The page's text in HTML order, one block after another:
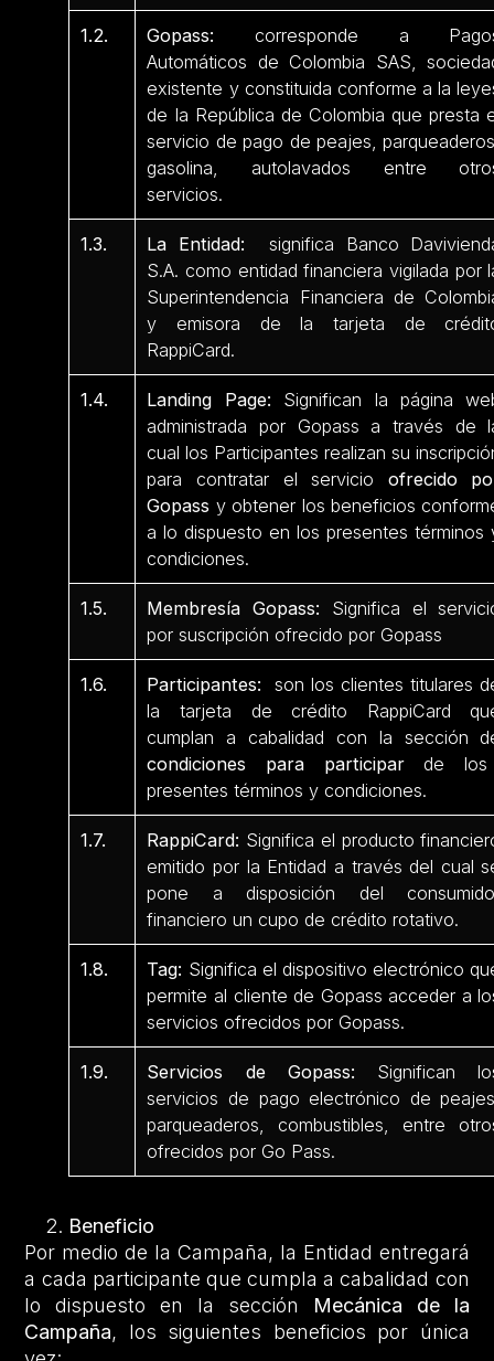
1.2. Gopass:corresponde a
Automáticos de Colombia SAS,
existente y constituida conforme a la
de la República de Colombia que presta
servicio de pago de peajes,
gasolina, autolavados entre
servicios.
1.3. La Entidad: significa Banco
S.A. como entidad financiera vigilada por
Superintendencia Financiera de
y emisora de la tarjeta de
RappiCard.
1.4. Landing Page: Significan la página
administrada por Gopass a través de
cual los Participantes realizan su
para contratar el servicio ofrecido
Gopass y obtener los beneficios
a lo dispuesto en los presentes términos
condiciones.
1.5. Membresía Gopass: Significa el
por suscripción ofrecido por Gopass
1.6. Participantes: son los clientes titulares
la tarjeta de crédito RappiCard
cumplan a cabalidad con la sección
condiciones para participarde los
presentes términos y condiciones.
1.7. RappiCard: Significa el producto
emitido por la Entidad a través del cual
pone a disposición del
financiero un cupo de crédito rotativo.
1.8. Tag: Significa el dispositivo electrónico
permite al cliente de Gopass acceder a
servicios ofrecidos por Gopass.
1.9. Servicios de Gopass: Significan
servicios de pago electrónico de
parqueaderos, combustibles, entre
ofrecidos por Go Pass.
Beneficio
Por medio de la Campaña, la Entidad entregará
a cada participante que cumpla a cabalidad con
lo dispuesto en la sección
Mecánica de la
Campaña, los siguientes beneficios por única